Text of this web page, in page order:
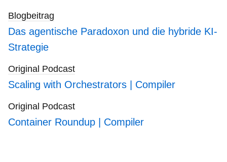
Blogbeitrag
Das agentische Paradoxon und die hybride KI-
Strategie
Original Podcast
Scaling with Orchestrators | Compiler
Original Podcast
Container Roundup | Compiler